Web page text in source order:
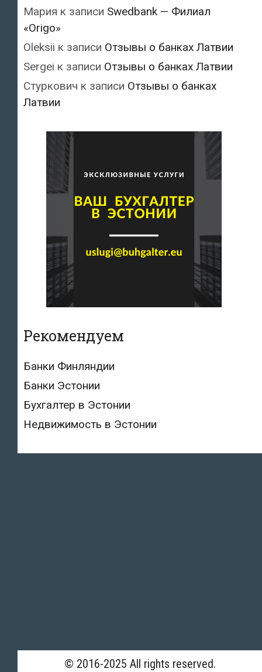
Мария к записи Swedbank — Филиал
«Origo»
Oleksii к записи Отзывы о банках Латвии
Sergei к записи Отзывы о банках Латвии
Стуркович к записи Отзывы о банках
Латвии
Рекомендуем
Банки Финляндии
Банки Эстонии
Бухгалтер в Эстонии
Недвижимость в Эстонии
© 2016-2025 All rights reserved.